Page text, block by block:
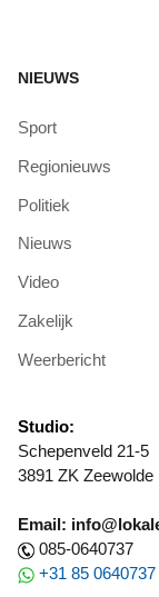
NIEUWS
Sport
Regionieuws
Politiek
Nieuws
Video
Zakelijk
Weerbericht
Studio:
Schepenveld 21-5
3891 ZK Zeewolde
Email:
085-0640737
+31 85 0640737